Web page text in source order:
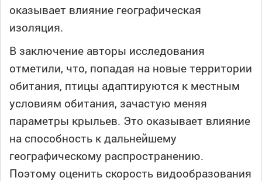
оказывает влияние географическая
изоляция.
В заключение авторы исследования
отметили, что, попадая на новые территории
обитания, птицы адаптируются к местным
условиям обитания, зачастую меняя
параметры крыльев. Это оказывает влияние
на способность к дальнейшему
географическому распространению.
Поэтому оценить скорость видообразования